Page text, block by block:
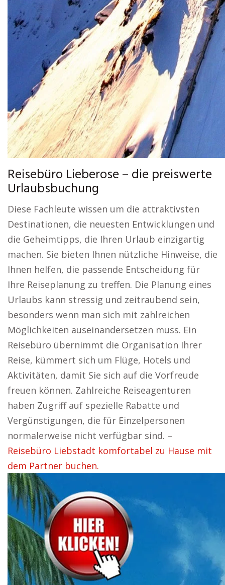
Reisebüro Lieberose – die preiswerte
Urlaubsbuchung
Diese Fachleute wissen um die attraktivsten
Destinationen, die neuesten Entwicklungen und
die Geheimtipps, die Ihren Urlaub einzigartig
machen. Sie bieten Ihnen nützliche Hinweise, die
Ihnen helfen, die passende Entscheidung für
Ihre Reiseplanung zu treffen. Die Planung eines
Urlaubs kann stressig und zeitraubend sein,
besonders wenn man sich mit zahlreichen
Möglichkeiten auseinandersetzen muss. Ein
Reisebüro übernimmt die Organisation Ihrer
Reise, kümmert sich um Flüge, Hotels und
Aktivitäten, damit Sie sich auf die Vorfreude
freuen können. Zahlreiche Reiseagenturen
haben Zugriff auf spezielle Rabatte und
Vergünstigungen, die für Einzelpersonen
normalerweise nicht verfügbar sind. –
Reisebüro Liebstadt komfortabel zu Hause mit
dem Partner buchen.